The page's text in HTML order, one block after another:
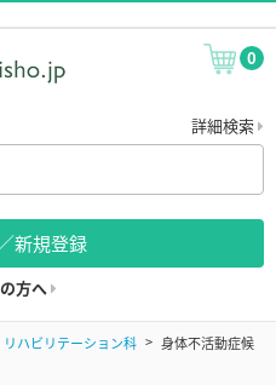
0
詳細検索
新規登録
方へ
リハビリテーション科
身体不活動症候